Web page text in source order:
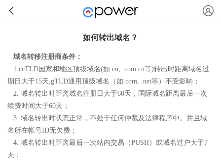
如何转出域名？
域名转移注册商条件：
1.ccTLD国家和地区顶级域名(如.cn, .com.cn等)转出时距离域名过
期日大于15天,gTLD通用顶级域名（如.com, .net等）不受影响；
2. 域名转出时距离域名注册日大于60天，国际域名距离最后一次
续费时间大于60天；
3. 域名转出时状态正常，不处于任何仲裁及法律程序中。并且域
名所在帐号ID无欠费；
4. 域名转出时距离最后一次站内交易 （PUSH） 或域名过户大于7
天；